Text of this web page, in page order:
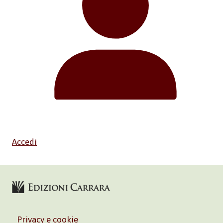
Accedi
Privacy e cookie